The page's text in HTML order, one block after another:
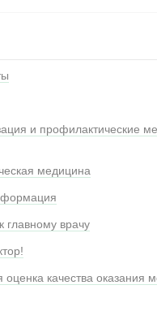
и профилактические
медицина
врачу
оценка качества оказания